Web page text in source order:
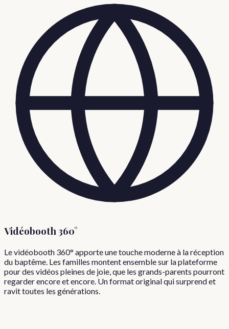
Vidéobooth 360°
Le vidéobooth 360° apporte une touche moderne à la réception
du baptême. Les familles montent ensemble sur la plateforme
pour des vidéos pleines de joie, que les grands-parents pourront
regarder encore et encore. Un format original qui surprend et
ravit toutes les générations.